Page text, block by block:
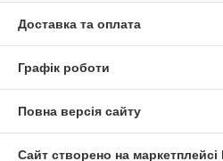
Доставка та оплата
Графік роботи
Повна версія сайту
Сайт створено на маркетплейсі